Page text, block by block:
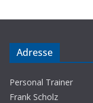
Adresse
Personal Trainer
Frank Scholz